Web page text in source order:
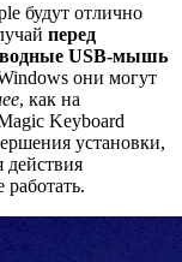
будут отлично
перед
USB-мышь
они могут
, как на
Keyboard
установки,
действия
работать.